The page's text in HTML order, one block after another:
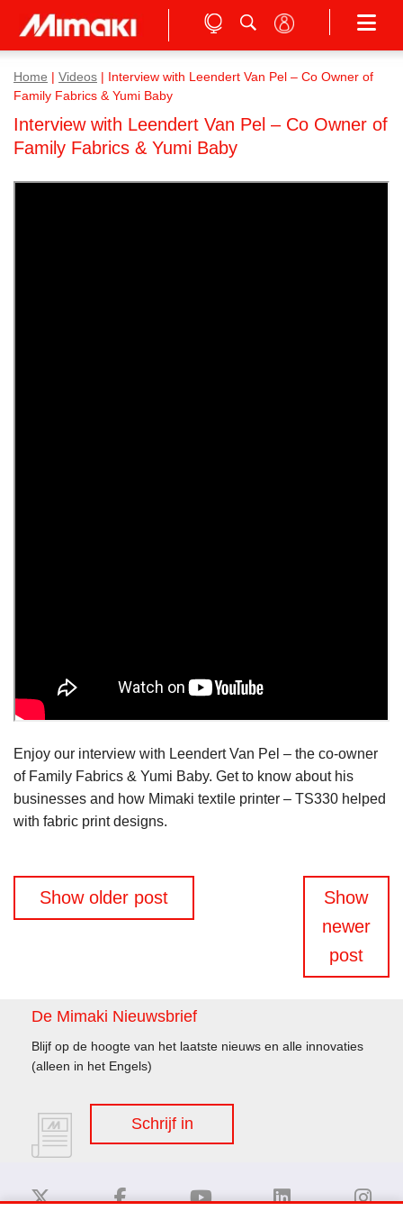
Home Videos
Interview with Leendert Van Pel – Co Owner of
Family Fabrics & Yumi Baby
Interview with Leendert Van Pel – Co Owner of
Family Fabrics & Yumi Baby
Enjoy our interview with Leendert Van Pel – the co-owner
of Family Fabrics & Yumi Baby. Get to know about his
businesses and how Mimaki textile printer – TS330 helped
with fabric print designs.
Berichtennavigatie
Show older post
Show
newer
post
De Mimaki Nieuwsbrief
Blijf op de hoogte van het laatste nieuws en alle innovaties
(alleen in het Engels)
Schrijf in